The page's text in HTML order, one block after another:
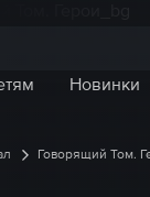
сайту
Новинки
Говорящий Том.